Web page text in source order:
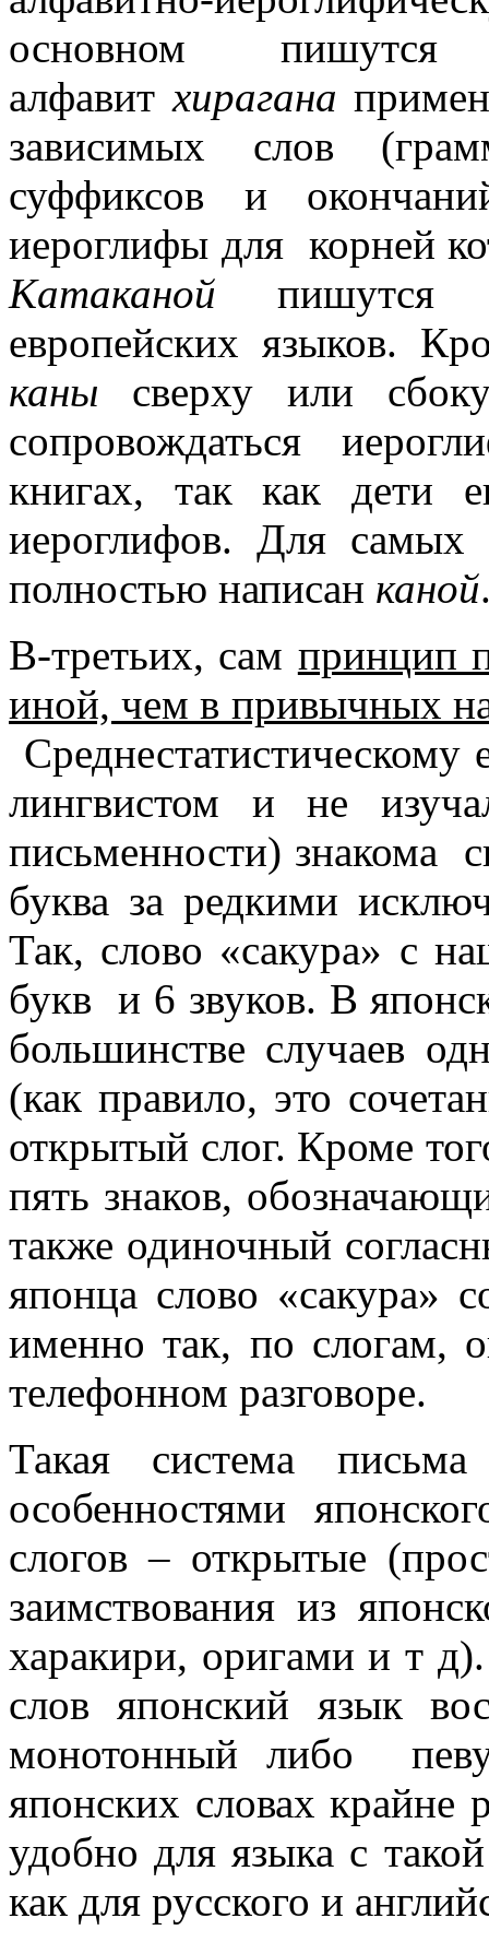
основном пишутся
алфавитхирагана
зависимых слов
суффиксов и
иероглифы для корней
Катаканой пишутся
европейских языков.
каны сверху или
сопровождаться
книгах, так как дети
иероглифов. Для
полностью написан каной
В-третьих, сам принцип
иной, чем в привычных
Среднестатистическому
лингвистом и не
письменности) знакома
буква за редкими
Так, слово «сакура» с
букв и 6 звуков. В
большинстве случаев
(как правило, это
открытый слог. Кроме
пять знаков,
также одиночный
японца слово «сакура»
именно так, по слогам,
телефонном разговоре.
Такая система письма
особенностями
слогов – открытые
заимствования из
харакири, оригами и т
слов японский язык
монотонный либо
японских словах крайне
удобно для языка с
как для русского и